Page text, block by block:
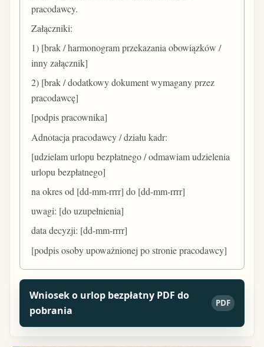
pracodawcy.
Załączniki:
1) [brak / harmonogram przekazania obowiązków /
inny załącznik]
2) [brak / dodatkowy dokument wymagany przez
pracodawcę]
[podpis pracownika]
Adnotacja pracodawcy / działu kadr:
[udzielam urlopu bezpłatnego / odmawiam udzielenia
urlopu bezpłatnego]
na okres od [dd-mm-rrrr] do [dd-mm-rrrr]
uwagi: [do uzupełnienia]
data decyzji: [dd-mm-rrrr]
[podpis osoby upoważnionej po stronie pracodawcy]
Wniosek o urlop bezpłatny PDF do
pobrania
PDF